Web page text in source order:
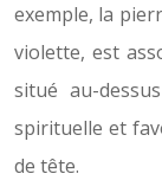
exemple, la
violette, est
situé au-
spirituelle et
de tête.